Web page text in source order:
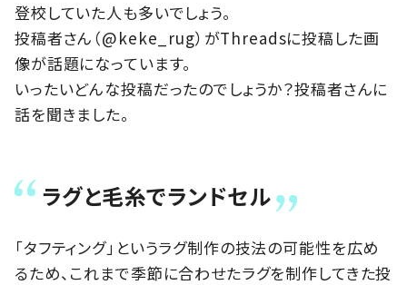
登校していた人も多いでしょう。
投稿者さん（@keke_rug）がThreadsに投稿した画
像が話題になっています。
いったいどんな投稿だったのでしょうか？投稿者さんに
話を聞きました。
ラグと毛糸でランドセル
「タフティング」というラグ制作の技法の可能性を広め
るため、これまで季節に合わせたラグを制作してきた投